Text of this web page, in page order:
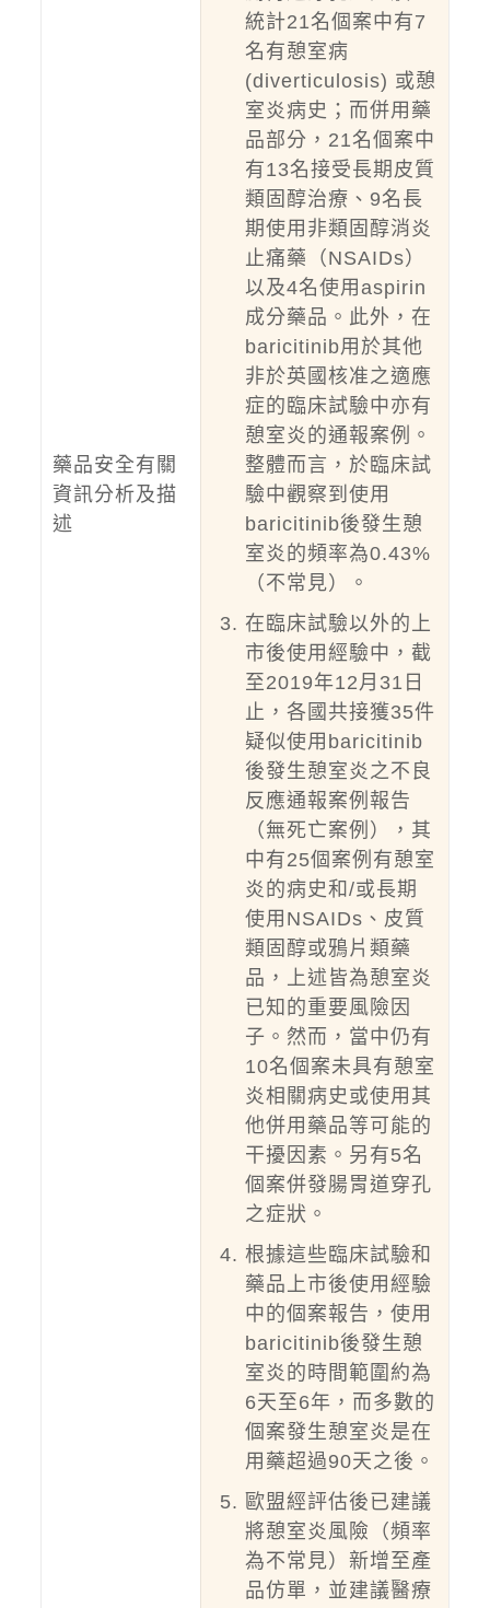
藥品安全有關
資訊分析及描
述
統計21名個案中有7
名有憩室病
(diverticulosis) 或憩
室炎病史；而併用藥
品部分，21名個案中
有13名接受長期皮質
類固醇治療、9名長
期使用非類固醇消炎
止痛藥（NSAIDs）
以及4名使用aspirin
成分藥品。此外，在
baricitinib用於其他
非於英國核准之適應
症的臨床試驗中亦有
憩室炎的通報案例。
整體而言，於臨床試
驗中觀察到使用
baricitinib後發生憩
室炎的頻率為0.43%
（不常見）。
在臨床試驗以外的上
市後使用經驗中，截
至2019年12月31日
止，各國共接獲35件
疑似使用baricitinib
後發生憩室炎之不良
反應通報案例報告
（無死亡案例），其
中有25個案例有憩室
炎的病史和/或長期
使用NSAIDs、皮質
類固醇或鴉片類藥
品，上述皆為憩室炎
已知的重要風險因
子。然而，當中仍有
10名個案未具有憩室
炎相關病史或使用其
他併用藥品等可能的
干擾因素。另有5名
個案併發腸胃道穿孔
之症狀。
根據這些臨床試驗和
藥品上市後使用經驗
中的個案報告，使用
baricitinib後發生憩
室炎的時間範圍約為
6天至6年，而多數的
個案發生憩室炎是在
用藥超過90天之後。
歐盟經評估後已建議
將憩室炎風險（頻率
為不常見）新增至產
品仿單，並建議醫療